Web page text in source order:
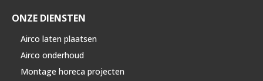
ONZE DIENSTEN
Airco laten plaatsen
Airco onderhoud
Montage horeca projecten